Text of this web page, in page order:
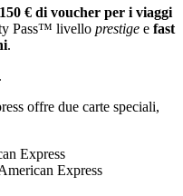
150 € di voucher per i viaggi
Pass™ livello prestige e fast
.
.
offre due carte speciali,
Express
Express